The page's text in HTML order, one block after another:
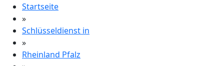
Startseite
»
Schlüsseldienst in
»
Rheinland Pfalz